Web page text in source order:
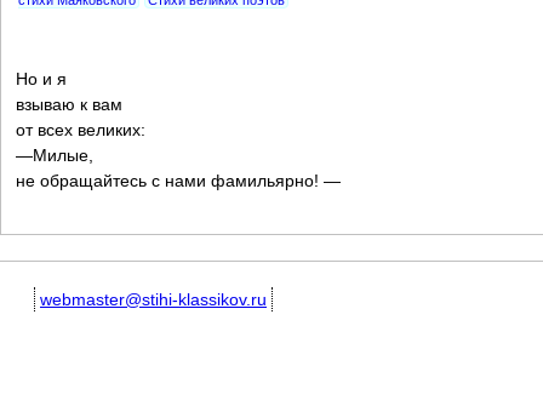
Но и я
взываю к вам
от всех великих:
—Милые,
не обращайтесь с нами фамильярно! —
webmaster@stihi-klassikov.ru